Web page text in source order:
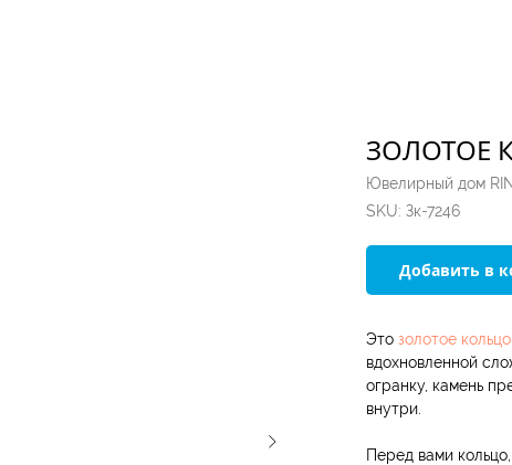
ЗОЛОТОЕ
Ювелирный дом
SKU: Зк-7246
Добавить в
Это золотое
вдохновленной
огранку, камень
внутри.
Перед вами